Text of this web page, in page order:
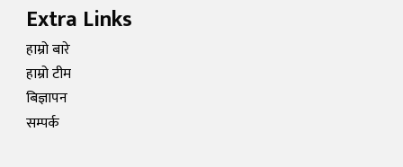
Extra Links
हाम्रो बारे
हाम्रो टीम
बिज्ञापन
सम्पर्क